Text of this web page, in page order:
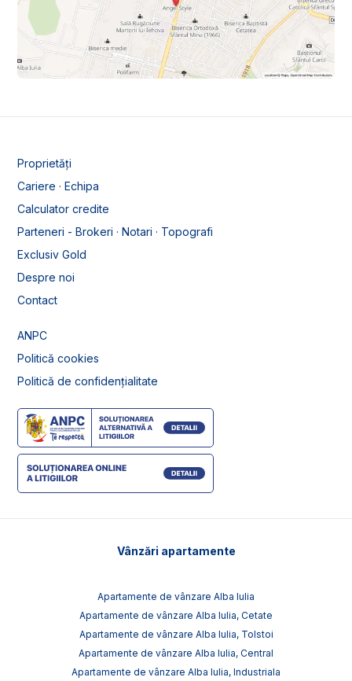
Proprietăți
Cariere · Echipa
Calculator credite
Parteneri - Brokeri · Notari · Topografi
Exclusiv Gold
Despre noi
Contact
ANPC
Politică cookies
Politică de confidențialitate
Vânzări apartamente
Apartamente de vânzare Alba Iulia
Apartamente de vânzare Alba Iulia, Cetate
Apartamente de vânzare Alba Iulia, Tolstoi
Apartamente de vânzare Alba Iulia, Central
Apartamente de vânzare Alba Iulia, Industriala